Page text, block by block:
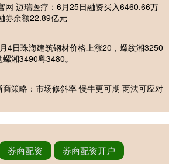
网 迈瑞医疗：6月25日融资买入6460.66万
券余额22.89亿元
4日珠海建筑钢材价格上涨20，螺纹湘3250
湘3490粤3480。
商策略：市场修斜率 慢牛更可期 两法可应对
券商配资 券商配资开户